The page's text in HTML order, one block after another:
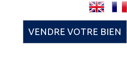
VENDRE VOTRE BIEN